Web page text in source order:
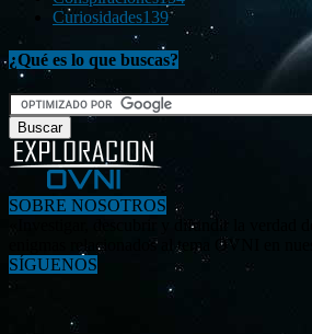
Curiosidades139
¿Qué es lo que buscas?
SOBRE NOSOTROS
«Investigar, descubrir y difundir la verdad
enigmas relacionados al tema OVNI en
SÍGUENOS